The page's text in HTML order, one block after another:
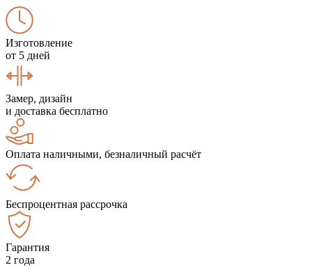
Изготовление
от 5 дней
Замер, дизайн
и доставка бесплатно
Оплата наличными, безналичный расчёт
Беспроцентная рассрочка
Гарантия
2 года